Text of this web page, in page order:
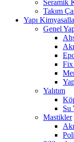
Seramik
Takım
Yapı
Genel
Yalıtım
Su
Mastikler